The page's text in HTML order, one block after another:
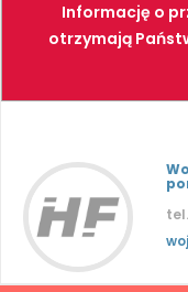
Informację o
otrzymają